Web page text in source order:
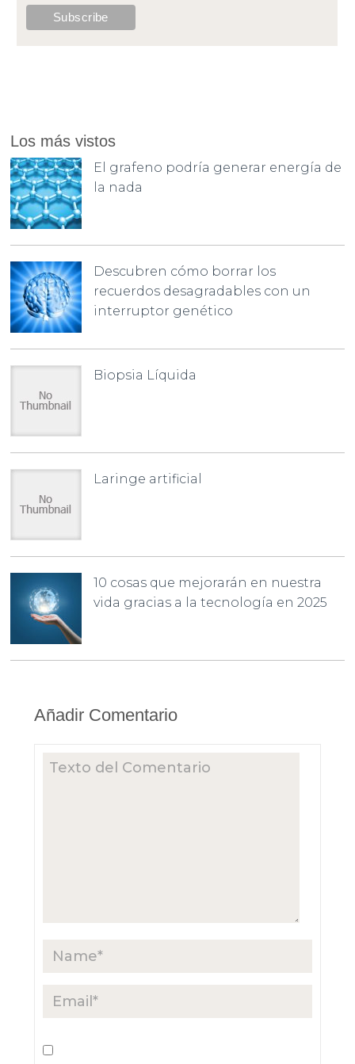
Los más vistos
El grafeno podría generar energía de
la nada
Descubren cómo borrar los
recuerdos desagradables con un
interruptor genético
Biopsia Líquida
Laringe artificial
10 cosas que mejorarán en nuestra
vida gracias a la tecnología en 2025
Añadir Comentario